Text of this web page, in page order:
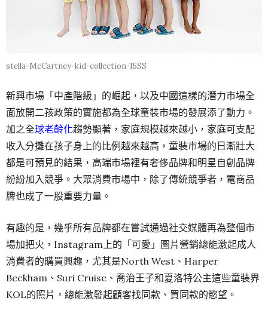
stella-McCartney-kid-collection-15SS
新興市場「中產階級」的崛起，以及中國這樣的潛力市場全
面放開二孩政策的實施都為全球童裝市場的發展添了動力。
加之全球老齡化趨勢顯著，家庭規模越來越小，家庭可支配
收入分攤在孩子身上的比例越來越高，童裝市場的日漸壯大
都是可預見的結果，高端市場裡有奢侈品牌和明星自創品牌
紛紛加入競爭。大眾消費市場中，除了傳統競爭者，電商品
牌也成了一股重要力量。
有趣的是，幾乎所有品牌都在嘗試通過社交媒體再為整個市
場加把火，Instagram上的「可愛」圖片營銷總能激起成人
消費者的購買興趣，尤其是North West、Harper
Beckham、Suri Cruise、喬治王子和夏洛特公主這些童裝界
KOL的照片，總能激發起顧客找同款、買同款的慾望。